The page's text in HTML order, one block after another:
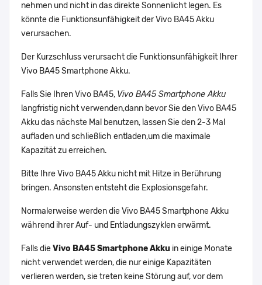
nehmen und nicht in das direkte Sonnenlicht legen. Es
könnte die Funktionsunfähigkeit der Vivo BA45 Akku
verursachen.
Der Kurzschluss verursacht die Funktionsunfähigkeit Ihrer
Vivo BA45 Smartphone Akku.
Falls Sie Ihren Vivo BA45, Vivo BA45 Smartphone Akku
langfristig nicht verwenden,dann bevor Sie den Vivo BA45
Akku das nächste Mal benutzen, lassen Sie den 2-3 Mal
aufladen und schließlich entladen,um die maximale
Kapazität zu erreichen.
Bitte Ihre Vivo BA45 Akku nicht mit Hitze in Berührung
bringen. Ansonsten entsteht die Explosionsgefahr.
Normalerweise werden die Vivo BA45 Smartphone Akku
während ihrer Auf- und Entladungszyklen erwärmt.
Falls dieVivo BA45 Smartphone Akku in einige Monate
nicht verwendet werden, die nur einige Kapazitäten
verlieren werden, sie treten keine Störung auf, vor dem